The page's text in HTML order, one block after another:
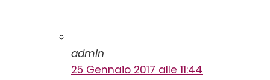
admin
25 Gennaio 2017 alle 11:44